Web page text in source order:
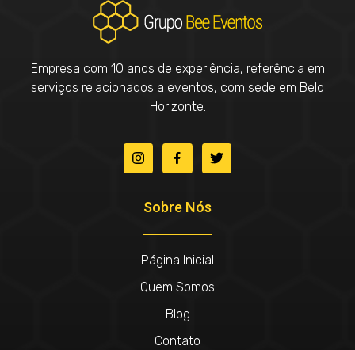
Empresa com 10 anos de experiência, referência em
serviços relacionados a eventos, com sede em Belo
Horizonte.
Sobre Nós
Página Inicial
Quem Somos
Blog
Contato